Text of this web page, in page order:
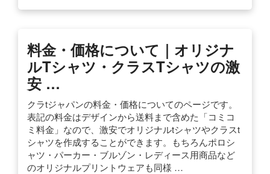
料金・価格について｜オリジナ
ルTシャツ・クラスTシャツの激
安 …
クラtジャパンの料金・価格についてのページです。
表記の料金はデザインから送料まで含めた「コミコ
ミ料金」なので、激安でオリジナルtシャツやクラスt
シャツを作成することができます。もちろんポロシ
ャツ・パーカー・ブルゾン・レディース用商品など
のオリジナルプリントウェアも同様 …